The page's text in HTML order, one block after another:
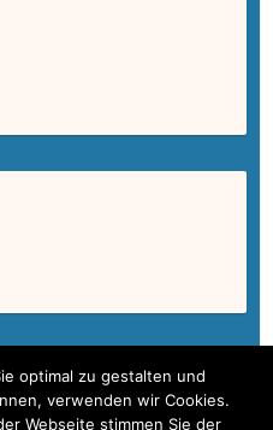
optimal zu gestalten und
verwenden wir Cookies.
Webseite stimmen Sie der